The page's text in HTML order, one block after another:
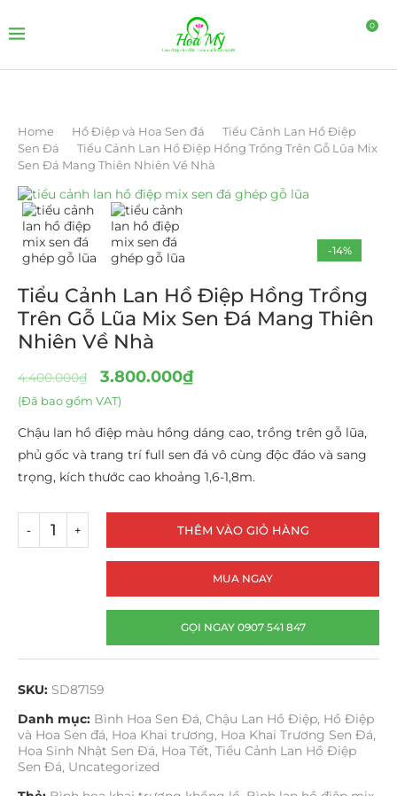
0
Home Hồ Điệp và Hoa Sen đá
Tiểu Cảnh Lan Hồ Điệp
Sen Đá
Tiểu Cảnh Lan Hồ Điệp Hồng Trồng Trên Gỗ Lũa Mix
Sen Đá Mang Thiên Nhiên Về Nhà
-14%
Tiểu Cảnh Lan Hồ Điệp Hồng Trồng
Trên Gỗ Lũa Mix Sen Đá Mang Thiên
Nhiên Về Nhà
4.400.000₫ 3.800.000₫
(Đã bao gồm VAT)
Chậu lan hồ điệp màu hồng dáng cao, trồng trên gỗ lũa,
phủ gốc và trang trí full sen đá vô cùng độc đáo và sang
trọng, kích thước cao khoảng 1,6-1,8m.
THÊM VÀO GIỎ HÀNG
MUA NGAY
GỌI NGAY 0907 541 847
SKU: SD87159
Danh mục: Bình Hoa Sen Đá, Chậu Lan Hồ Điệp, Hồ Điệp
và Hoa Sen đá, Hoa Khai trương, Hoa Khai Trương Sen Đá,
Hoa Sinh Nhật Sen Đá, Hoa Tết, Tiểu Cảnh Lan Hồ Điệp
Sen Đá, Uncategorized